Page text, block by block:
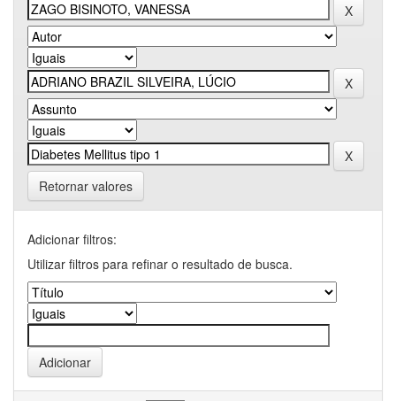
Retornar valores
Adicionar filtros:
Utilizar filtros para refinar o resultado de busca.